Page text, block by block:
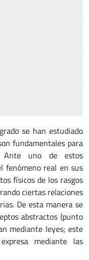
se han estudiado
fundamentales para
Ante uno de estos
fenómeno real en sus
físicos de los rasgos
ciertas relaciones
De esta manera se
abstractos (punto
mediante leyes; este
mediante las